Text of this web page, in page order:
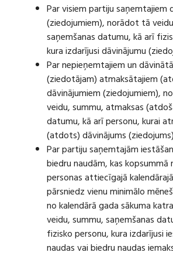
Par visiem partiju saņemtajiem
(ziedojumiem), norādot tā
saņemšanas datumu, kā arī
kura izdarījusi dāvinājumu
Par nepieņemtajiem un
(ziedotājam) atmaksātajiem
dāvinājumiem (ziedojumiem),
veidu, summu, atmaksas
datumu, kā arī personu, kurai
(atdots) dāvinājums
Par partiju saņemtajām
biedru naudām, kas kopsummā
personas attiecīgajā
pārsniedz vienu minimālo
no kalendārā gada sākuma
veidu, summu, saņemšanas
fizisko personu, kura izdarījusi
naudas vai biedru naudas